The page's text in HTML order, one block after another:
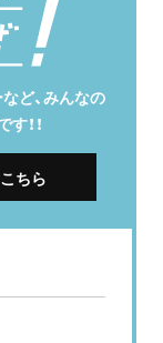
ど、みんなの
！！
ちら